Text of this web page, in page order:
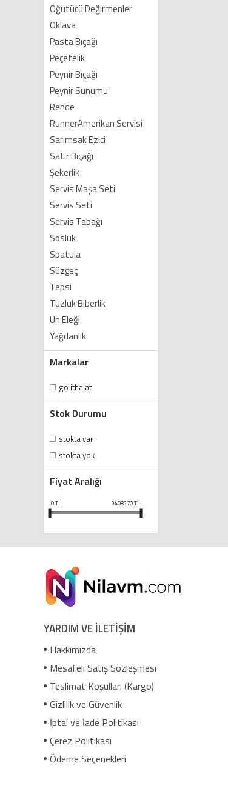
Öğütücü Değirmenler
Oklava
Pasta Bıçağı
Peçetelik
Peynir Bıçağı
Peynir Sunumu
Rende
RunnerAmerikan Servisi
Sarımsak Ezici
Satır Bıçağı
Şekerlik
Servis Maşa Seti
Servis Seti
Servis Tabağı
Sosluk
Spatula
Süzgeç
Tepsi
Tuzluk Biberlik
Un Eleği
Yağdanlık
Markalar
go ithalat
Stok Durumu
stokta var
stokta yok
Fiyat Aralığı
0TL 9408970TL
YARDIM VE İLETİŞİM
Hakkımızda
Mesafeli Satış Sözleşmesi
Teslimat Koşulları (Kargo)
Gizlilik ve Güvenlik
İptal ve İade Politikası
Çerez Politikası
Ödeme Seçenekleri